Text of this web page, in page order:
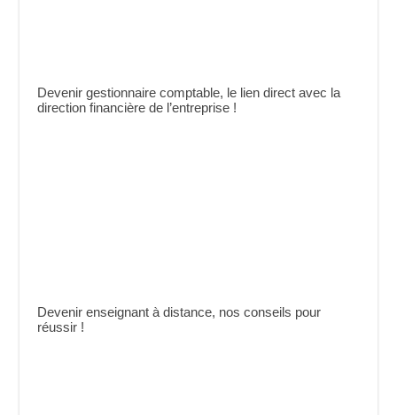
Devenir gestionnaire comptable, le lien direct avec la
direction financière de l’entreprise !
Devenir enseignant à distance, nos conseils pour
réussir !